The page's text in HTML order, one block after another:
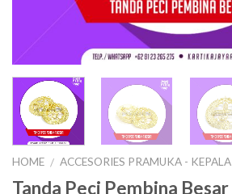
HOME / ACCESORIES PRAMUKA - KEPALA
Tanda Peci Pembina Besar